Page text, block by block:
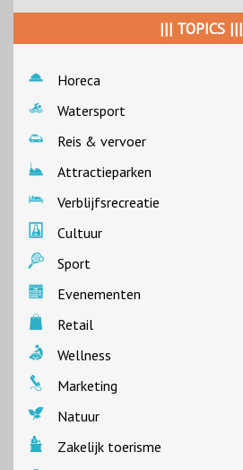
||| TOPICS |||
Horeca
Watersport
Reis & vervoer
Attractieparken
Verblijfsrecreatie
Cultuur
Sport
Evenementen
Retail
Wellness
Marketing
Natuur
Zakelijk toerisme